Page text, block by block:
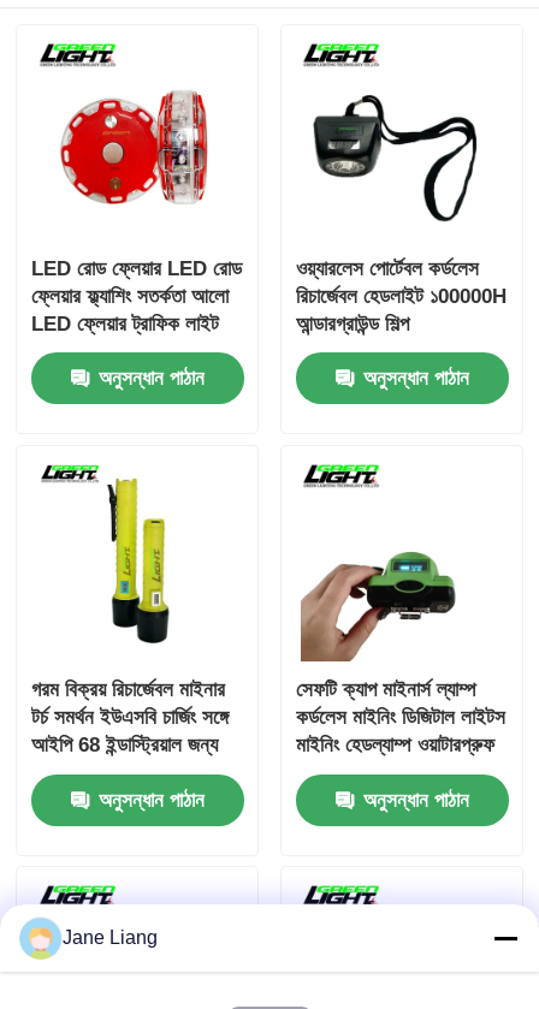
LED রোড ফ্লেয়ার LED রোড
ফ্লেয়ার ফ্ল্যাশিং সতর্কতা আলো
LED ফ্লেয়ার ট্রাফিক লাইট
রোড সতর্কতা আলো
অনুসন্ধান পাঠান
ওয়্যারলেস পোর্টেবল কর্ডলেস
রিচার্জেবল হেডলাইট ১00000H
আন্ডারগ্রাউন্ড শিল্প
অ্যাপ্লিকেশনগুলির জন্য
অনুসন্ধান পাঠান
গরম বিক্রয় রিচার্জেবল মাইনার
টর্চ সমর্থন ইউএসবি চার্জিং সঙ্গে
আইপি 68 ইন্ডাস্ট্রিয়াল জন্য
চৌম্বকীয় চার্জিং পোর্ট
অনুসন্ধান পাঠান
সেফটি ক্যাপ মাইনার্স ল্যাম্প
কর্ডলেস মাইনিং ডিজিটাল লাইটস
মাইনিং হেডল্যাম্প ওয়াটারপ্রুফ
রিচার্জেবল হেডল্যাম্প
অনুসন্ধান পাঠান
Jane Liang